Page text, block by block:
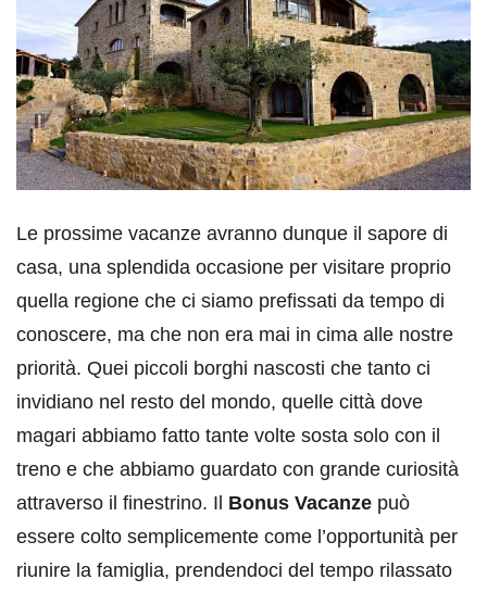
Le prossime vacanze avranno dunque il sapore di
casa, una splendida occasione per visitare proprio
quella regione che ci siamo prefissati da tempo di
conoscere, ma che non era mai in cima alle nostre
priorità. Quei piccoli borghi nascosti che tanto ci
invidiano nel resto del mondo, quelle città dove
magari abbiamo fatto tante volte sosta solo con il
treno e che abbiamo guardato con grande curiosità
attraverso il finestrino. Il Bonus Vacanze può
essere colto semplicemente come l’opportunità per
riunire la famiglia, prendendoci del tempo rilassato